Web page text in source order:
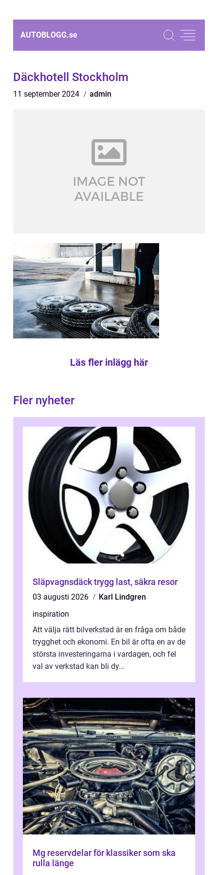
AUTOBLOGG.se
Däckhotell Stockholm
11 september 2024 admin
Läs fler inlägg här
Fler nyheter
Släpvagnsdäck trygg last, säkra resor
03 augusti 2026
Karl Lindgren
inspiration
Att välja rätt bilverkstad är en fråga om både
trygghet och ekonomi. En bil är ofta en av de
största investeringarna i vardagen, och fel
val av verkstad kan bli dy...
Mg reservdelar för klassiker som ska
rulla länge